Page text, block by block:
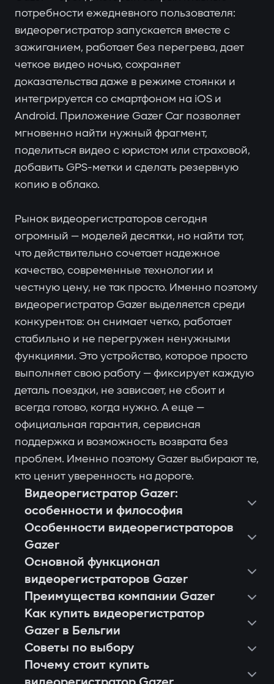
потребности ежедневного пользователя:
видеорегистратор запускается вместе с
зажиганием, работает без перегрева, дает
четкое видео ночью, сохраняет
доказательства даже в режиме стоянки и
интегрируется со смартфоном на iOS и
Android. Приложение Gazer Car позволяет
мгновенно найти нужный фрагмент,
поделиться видео с юристом или страховой,
добавить GPS-метки и сделать резервную
копию в облако.
Рынок видеорегистраторов сегодня
огромный — моделей десятки, но найти тот,
что действительно сочетает надежное
качество, современные технологии и
честную цену, не так просто. Именно поэтому
видеорегистратор Gazer выделяется среди
конкурентов: он снимает четко, работает
стабильно и не перегружен ненужными
функциями. Это устройство, которое просто
выполняет свою работу — фиксирует каждую
деталь поездки, не зависает, не сбоит и
всегда готово, когда нужно. А еще —
официальная гарантия, сервисная
поддержка и возможность возврата без
проблем. Именно поэтому Gazer выбирают те,
кто ценит уверенность на дороге.
Видеорегистратор Gazer:
особенности и философия
Особенности видеорегистраторов
Gazer
Основной функционал
видеорегистраторов Gazer
Преимущества компании Gazer
Как купить видеорегистратор
Gazer в Бельгии
Советы по выбору
Почему стоит купить